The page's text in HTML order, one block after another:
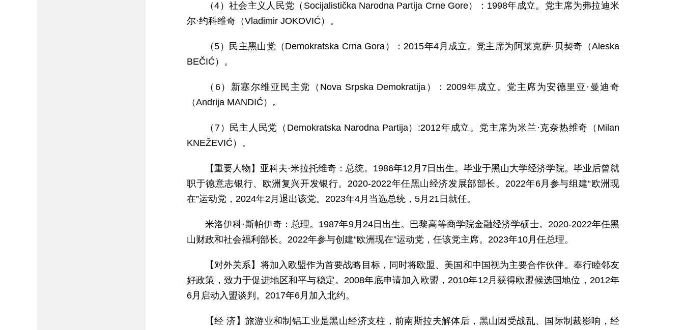
（4）社会主义人民党（Socijalistička Narodna Partija Crne Gore）：1998年成立。党主席为弗拉迪米
尔·约科维奇（Vladimir JOKOVIĆ）。
（5）民主黑山党（Demokratska Crna Gora）：2015年4月成立。党主席为阿莱克萨·贝契奇（Aleska
BEČIĆ）。
（6）新塞尔维亚民主党（Nova Srpska Demokratija）：2009年成立。党主席为安德里亚·曼迪奇
（Andrija MANDIĆ）。
（7）民主人民党（Demokratska Narodna Partija）:2012年成立。党主席为米兰·克奈热维奇（Milan
KNEŽEVIĆ）。
【重要人物】亚科夫·米拉托维奇：总统。1986年12月7日出生。毕业于黑山大学经济学院。毕业后曾就
职于德意志银行、欧洲复兴开发银行。2020-2022年任黑山经济发展部部长。2022年6月参与组建“欧洲现
在”运动党，2024年2月退出该党。2023年4月当选总统，5月21日就任。
米洛伊科·斯帕伊奇：总理。1987年9月24日出生。巴黎高等商学院金融经济学硕士。2020-2022年任黑
山财政和社会福利部长。2022年参与创建“欧洲现在”运动党，任该党主席。2023年10月任总理。
【对外关系】将加入欧盟作为首要战略目标，同时将欧盟、美国和中国视为主要合作伙伴。奉行睦邻友
好政策，致力于促进地区和平与稳定。2008年底申请加入欧盟，2010年12月获得欧盟候选国地位，2012年
6月启动入盟谈判。2017年6月加入北约。
【经 济】旅游业和制铝工业是黑山经济支柱，前南斯拉夫解体后，黑山因受战乱、国际制裁影响，经